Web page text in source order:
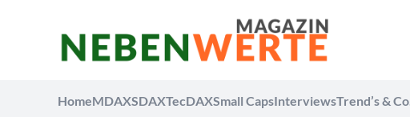
HomeMDAXSDAXTecDAXSmall CapsInterviewsTrend’s & Co.